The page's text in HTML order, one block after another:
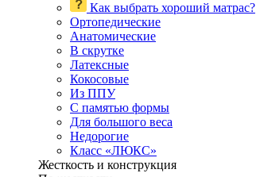
Как выбрать хороший матрас?
Ортопедические
Анатомические
В скрутке
Латексные
Кокосовые
Из ППУ
С памятью формы
Для большого веса
Недорогие
Класс «ЛЮКС»
Жесткость и конструкция